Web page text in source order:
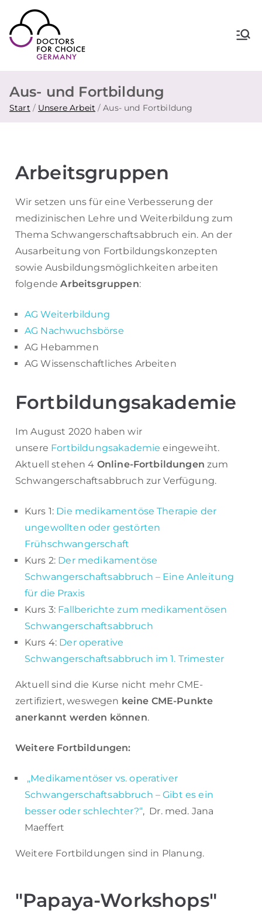
Doctors for Choice Germany
Aus- und Fortbildung
Start Unsere Arbeit Aus- und Fortbildung
Arbeitsgruppen
Wir setzen uns für eine Verbesserung der
medizinischen Lehre und Weiterbildung zum
Thema Schwangerschaftsabbruch ein. An der
Ausarbeitung von Fortbildungskonzepten
sowie Ausbildungsmöglichkeiten arbeiten
folgendeArbeitsgruppen:
AG Weiterbildung
AG Nachwuchsbörse
AG Hebammen
AG Wissenschaftliches Arbeiten
Fortbildungsakademie
Im August 2020 haben wir
unsere Fortbildungsakademie eingeweiht.
Aktuell stehen 4 Online-Fortbildungen zum
Schwangerschaftsabbruch zur Verfügung.
Kurs 1: Die medikamentöse Therapie der
ungewollten oder gestörten
Frühschwangerschaft
Kurs 2: Der medikamentöse
Schwangerschaftsabbruch – Eine Anleitung
für die Praxis
Kurs 3: Fallberichte zum medikamentösen
Schwangerschaftsabbruch
Kurs 4: Der operative
Schwangerschaftsabbruch im 1. Trimester
Aktuell sind die Kurse nicht mehr CME-
zertifiziert, weswegen keine CME-Punkte
anerkannt werden können.
Weitere Fortbildungen:
„Medikamentöser vs. operativer
Schwangerschaftsabbruch – Gibt es ein
besser oder schlechter?“, Dr. med. Jana
Maeffert
Weitere Fortbildungen sind in Planung.
"Papaya-Workshops"